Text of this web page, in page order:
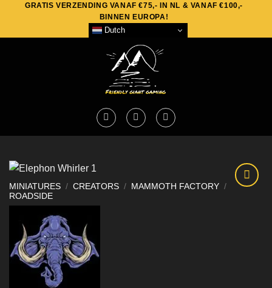
content
GRATIS VERZENDING VANAF €75,- IN NL & VANAF €100,-
BINNEN EUROPA!
Dutch
MINIATURES / CREATORS / MAMMOTH FACTORY /
ROADSIDE